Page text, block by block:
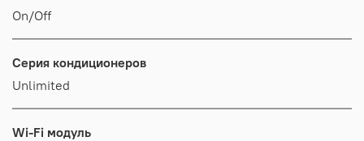
On/Off
Серия кондиционеров
Unlimited
Wi-Fi модуль